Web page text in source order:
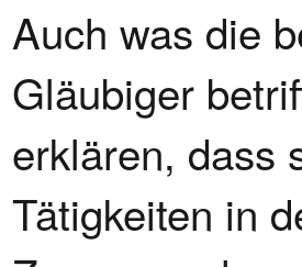
Auch was die
Gläubiger
erklären, dass
Tätigkeiten in